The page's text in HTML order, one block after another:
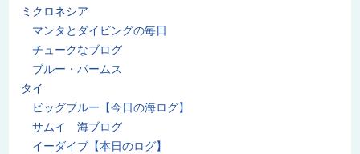
ミクロネシア
マンタとダイビングの毎日
チュークなブログ
ブルー・パームス
タイ
ビッグブルー【今日の海ログ】
サムイ 海ブログ
イーダイブ【本日のログ】